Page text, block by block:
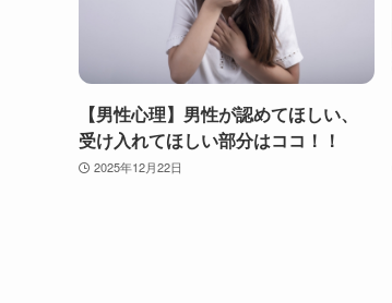
【男性心理】男性が認めてほしい、
受け入れてほしい部分はココ！！
2025年12月22日